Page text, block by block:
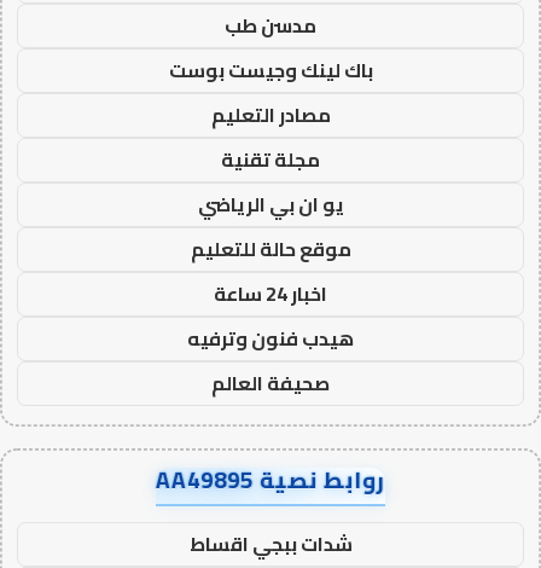
مدسن طب
باك لينك وجيست بوست
مصادر التعليم
مجلة تقنية
يو ان بي الرياضي
موقع حالة للتعليم
اخبار 24 ساعة
هيدب فنون وترفيه
صحيفة العالم
روابط نصية AA49895
شدات ببجي اقساط